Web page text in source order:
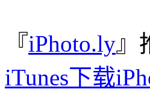
『iPhoto.ly』
iTunes下载